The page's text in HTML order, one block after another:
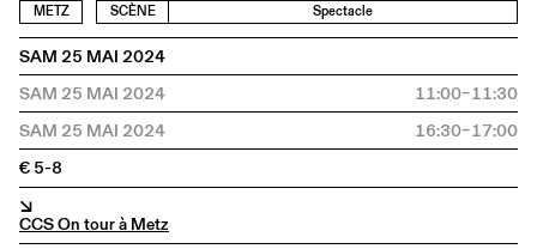
METZ SCÈNE Spectacle
SAM 25 MAI 2024
SAM 25 MAI 2024
11:00–11:30
SAM 25 MAI 2024
16:30–17:00
€ 5-8
↘
CCS On tour à Metz